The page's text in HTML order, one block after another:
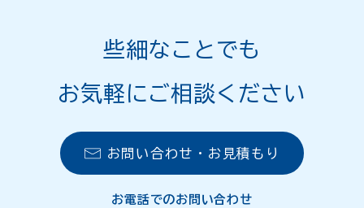
些細なことでも
お気軽にご相談ください
お問い合わせ・お見積もり
お電話でのお問い合わせ